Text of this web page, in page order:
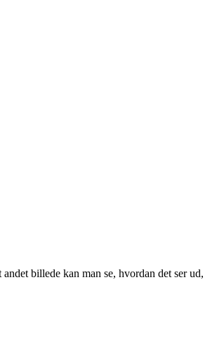
billede kan man se, hvordan det ser ud,